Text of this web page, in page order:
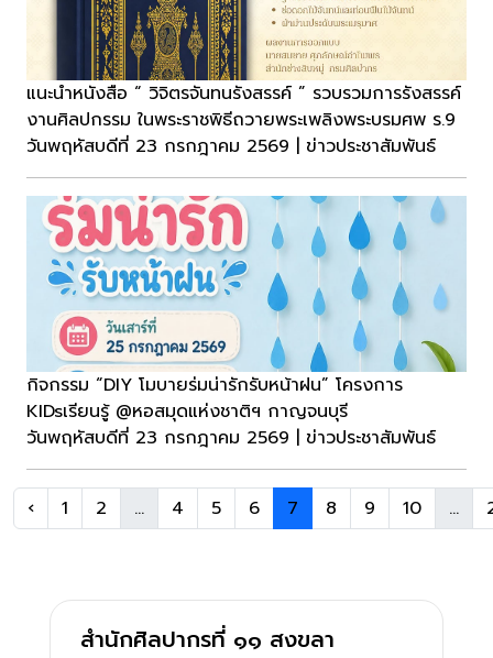
แนะนำหนังสือ “ วิจิตรจันทนรังสรรค์ ” รวบรวมการรังสรรค์
งานศิลปกรรม ในพระราชพิธีถวายพระเพลิงพระบรมศพ ร.9
วันพฤหัสบดีที่ 23 กรกฎาคม 2569 | ข่าวประชาสัมพันธ์
กิจกรรม “DIY โมบายร่มน่ารักรับหน้าฝน” โครงการ
KIDsเรียนรู้ @หอสมุดแห่งชาติฯ กาญจนบุรี
วันพฤหัสบดีที่ 23 กรกฎาคม 2569 | ข่าวประชาสัมพันธ์
‹ 1 2 ... 4 5 6 7 8 9 10 ...
สำนักศิลปากรที่ ๑๑ สงขลา